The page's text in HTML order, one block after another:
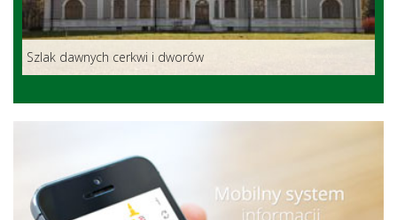
Szlak dawnych cerkwi i dworów